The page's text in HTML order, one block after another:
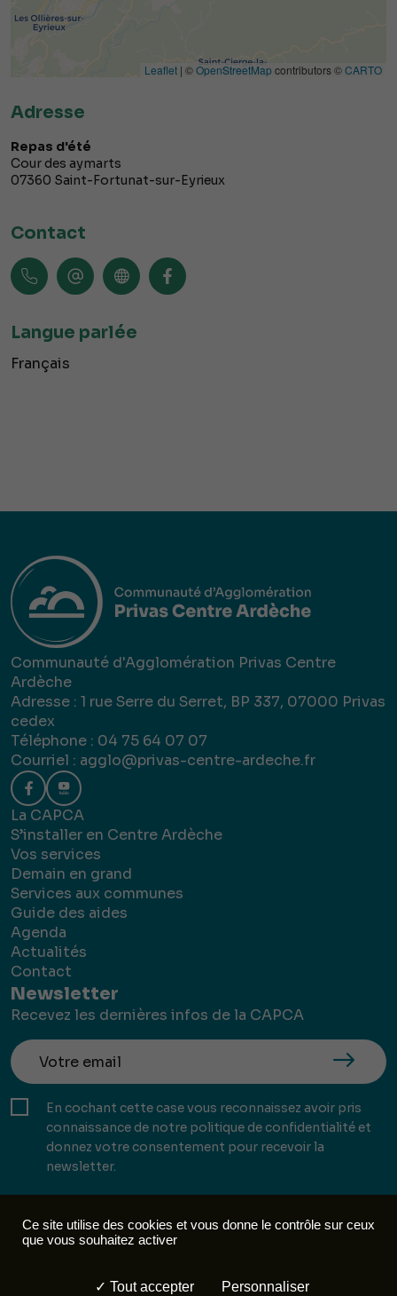
Leaflet | ©OpenStreetMap contributors ©CARTO
Adresse
Repas d'été
Cour des aymarts
07360 Saint-Fortunat-sur-Eyrieux
Contact
Langue parlée
Français
Communauté d'Agglomération Privas Centre
Ardèche
Adresse : 1 rue Serre du Serret, BP 337, 07000 Privas
cedex
Téléphone : 04 75 64 07 07
Courriel : agglo@privas-centre-ardeche.fr
La CAPCA
S’installer en Centre Ardèche
Vos services
Demain en grand
Services aux communes
Guide des aides
Agenda
Actualités
Contact
Newsletter
Recevez les dernières infos de la CAPCA
En cochant cette case vous reconnaissez avoir pris
connaissance de notre politique de confidentialité et
donnez votre consentement pour recevoir la
newsletter.
Ce site utilise des cookies et vous donne le contrôle sur ceux
que vous souhaitez activer
Tout accepter Personnaliser